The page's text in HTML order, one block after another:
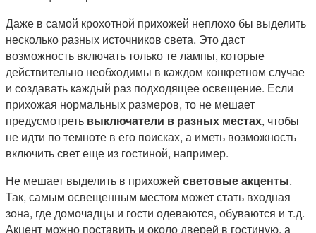
Даже в самой крохотной прихожей неплохо бы выделить
несколько разных источников света. Это даст
возможность включать только те лампы, которые
действительно необходимы в каждом конкретном случае
и создавать каждый раз подходящее освещение. Если
прихожая нормальных размеров, то не мешает
предусмотреть выключатели в разных местах, чтобы
не идти по темноте в его поисках, а иметь возможность
включить свет еще из гостиной, например.
Не мешает выделить в прихожей световые акценты.
Так, самым освещенным местом может стать входная
зона, где домочадцы и гости одеваются, обуваются и т.д.
Акцент можно поставить и около дверей в гостиную, а